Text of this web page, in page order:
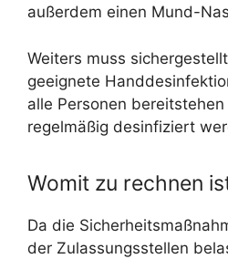
außerdem einen Mund-
Weiters muss
geeignete
alle Personen
regelmäßig desinfiziert
Womit zu rechnen
Da die
der Zulassungsstellen